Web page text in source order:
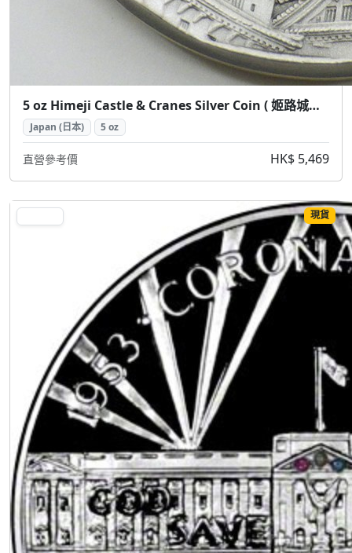
5 oz Himeji Castle & Cranes Silver Coin ( 姬路城仙鶴 5盎司 銀幣)
Japan (日本) 5 oz
直營參考價 HK$ 5,469
現貨